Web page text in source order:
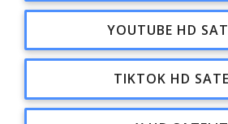
YOUTUBE HD
TIKTOK HD